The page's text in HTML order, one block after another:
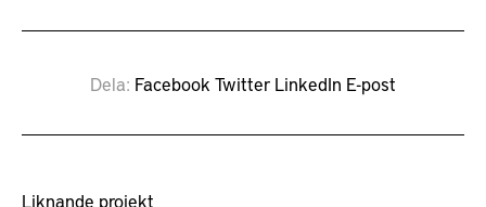
Dela Facebook Twitter LinkedIn E-post
Liknande projekt